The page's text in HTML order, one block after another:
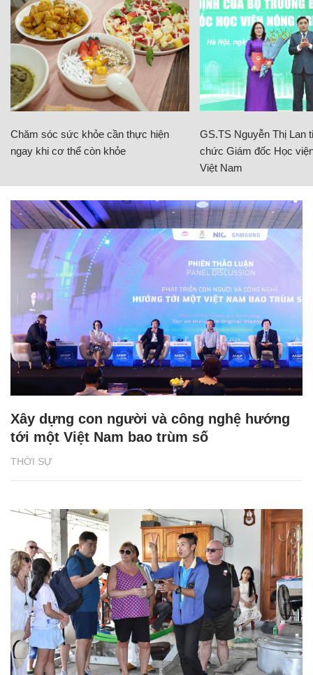
Chăm sóc sức khỏe cần thực hiện
ngay khi cơ thể còn khỏe
GS.TS Nguyễn Thị Lan
chức Giám đốc Học
Việt Nam
THỜI SỰ
Xây dựng con người và công nghệ hướng
tới một Việt Nam bao trùm số